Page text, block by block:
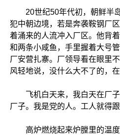
20世纪50年代初，朝鲜半岛
犯中朝边境，若是奔袭鞍钢厂
着涌来的人流冲入厂区。他背
和两条小咸鱼，手里握着大号
厂安营扎寨。厂领导看在眼里
风轻地说，没什么大不了的，
飞机白天来，我白天在厂子
厂子。我是党的人。工人就得
高炉燃烧起来炉膛里的温度